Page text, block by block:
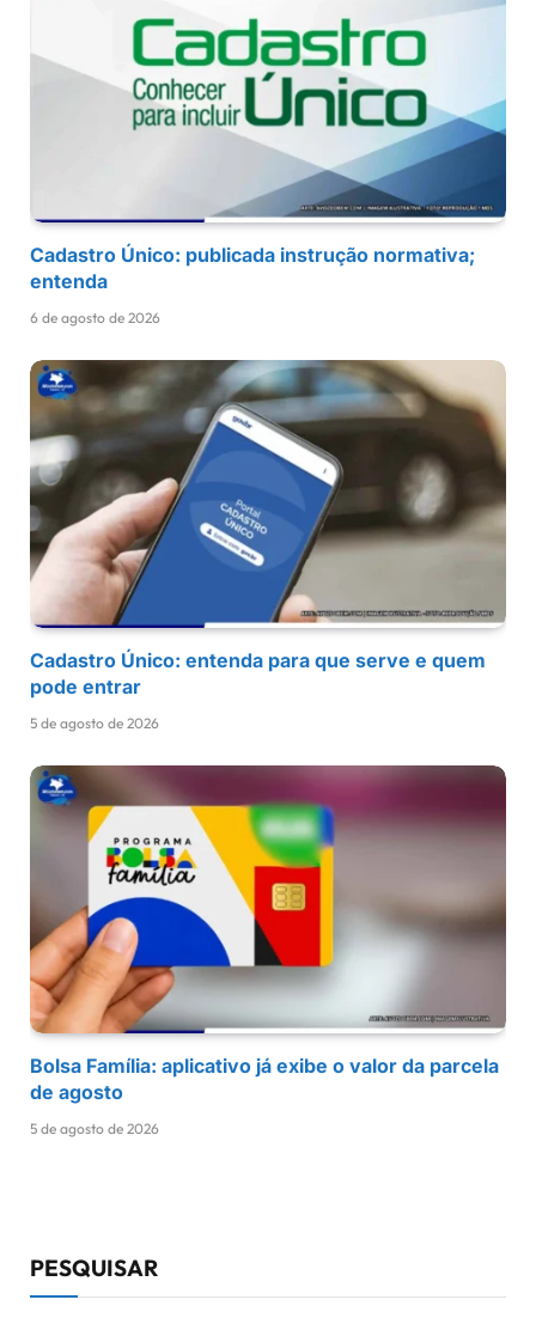
Cadastro Único: publicada instrução normativa;
entenda
6 de agosto de 2026
Cadastro Único: entenda para que serve e quem
pode entrar
5 de agosto de 2026
Bolsa Família: aplicativo já exibe o valor da parcela
de agosto
5 de agosto de 2026
PESQUISAR